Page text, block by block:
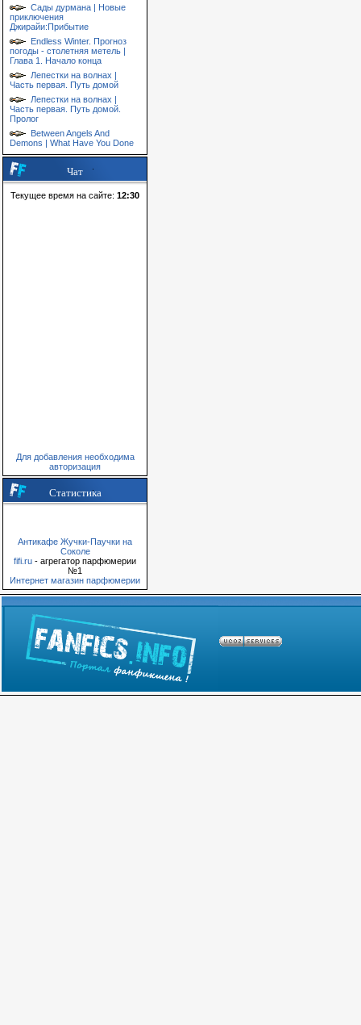
Сады дурмана | Новые
приключения
Джирайи:Прибытие
Endless Winter. Прогноз
погоды - столетняя метель |
Глава 1. Начало конца
Лепестки на волнах |
Часть первая. Путь домой
Лепестки на волнах |
Часть первая. Путь домой.
Пролог
Between Angels And
Demons | What Have You Done
Чат
Текущее время на сайте: 12:30
Для добавления необходима
авторизация
Статистика
Антикафе Жучки-Паучки на
Соколе
fifi.ru - агрегатор парфюмерии
№1
Интернет магазин парфюмерии